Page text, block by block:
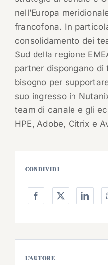
nell’Europa
francofona. In
consolidamento dei
Sud della regione
partner dispongano
bisogno per
suo ingresso in
team di canale e gli
HPE, Adobe, Citrix e
CONDIVIDI
L’AUTORE